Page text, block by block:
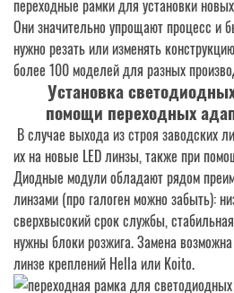
переходные рамки для установки
Они значительно упрощают процесс и
нужно резать или изменять
более 100 моделей для разных
Установка
помощи переходных
В случае выхода из строя заводских
их на новые LED линзы, также при
Диодные модули обладают рядом
линзами (про галоген можно забыть):
сверхвысокий срок службы,
нужны блоки розжига. Замена
линзе креплений Hella или Koito.